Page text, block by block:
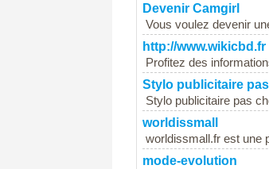
Devenir Camgirl
Vous voulez devenir
http://www.wikicbd.fr
Profitez des
Stylo publicitaire
Stylo publicitaire pas
worldissmall
worldissmall.fr est une
mode-evolution